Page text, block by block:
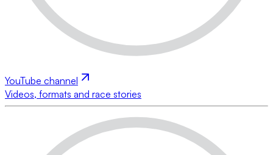
YouTube channel
Videos, formats and race stories